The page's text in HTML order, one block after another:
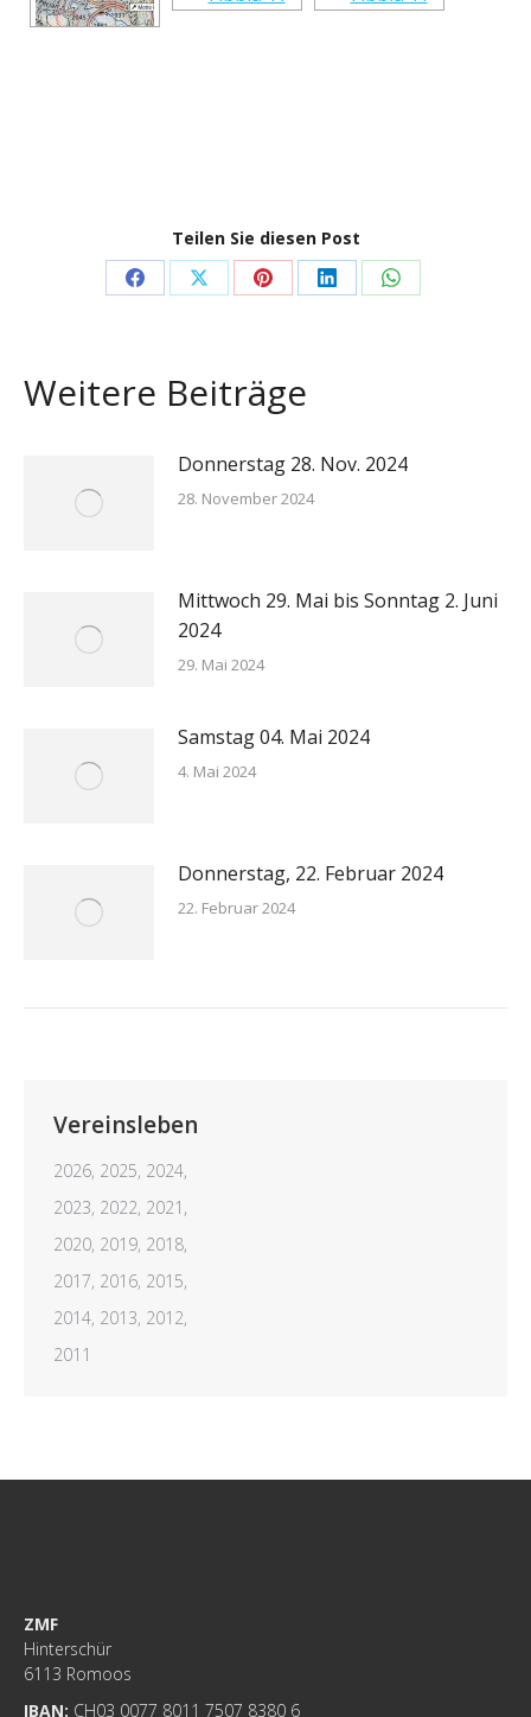
Teilen Sie diesen Post
Share Share Share Share Share
Weitere Beiträge
Donnerstag 28. Nov. 2024
28. November 2024
Mittwoch 29. Mai bis Sonntag 2. Juni
2024
29. Mai 2024
Samstag 04. Mai 2024
4. Mai 2024
Donnerstag, 22. Februar 2024
22. Februar 2024
Vereinsleben
2026, 2025, 2024,
2023, 2022, 2021,
2020, 2019, 2018,
2017, 2016, 2015,
2014, 2013, 2012,
2011
ZMF
Hinterschür
6113 Romoos
IBAN: CH03 0077 8011 7507 8380 6